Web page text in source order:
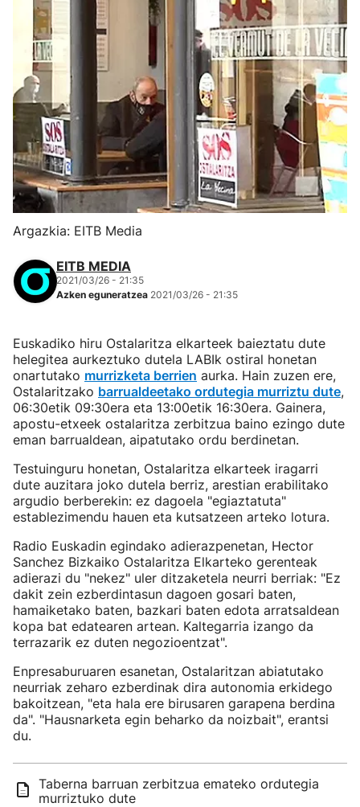
Argazkia: EITB Media
EITB MEDIA
2021/03/26 - 21:35
Azken eguneratzea 2021/03/26 - 21:35
Euskadiko hiru Ostalaritza elkarteek baieztatu dute
helegitea aurkeztuko dutela LABIk ostiral honetan
onartutako murrizketa berrien aurka. Hain zuzen ere,
Ostalaritzako barrualdeetako ordutegia murriztu dute,
06:30etik 09:30era eta 13:00etik 16:30era. Gainera,
apostu-etxeek ostalaritza zerbitzua baino ezingo dute
eman barrualdean, aipatutako ordu berdinetan.
Testuinguru honetan, Ostalaritza elkarteek iragarri
dute auzitara joko dutela berriz, arestian erabilitako
argudio berberekin: ez dagoela "egiaztatuta"
establezimendu hauen eta kutsatzeen arteko lotura.
Radio Euskadin egindako adierazpenetan, Hector
Sanchez Bizkaiko Ostalaritza Elkarteko gerenteak
adierazi du "nekez" uler ditzaketela neurri berriak: "Ez
dakit zein ezberdintasun dagoen gosari baten,
hamaiketako baten, bazkari baten edota arratsaldean
kopa bat edatearen artean. Kaltegarria izango da
terrazarik ez duten negozioentzat".
Enpresaburuaren esanetan, Ostalaritzan abiatutako
neurriak zeharo ezberdinak dira autonomia erkidego
bakoitzean, "eta hala ere birusaren garapena berdina
da". "Hausnarketa egin beharko da noizbait", erantsi
du.
Taberna barruan zerbitzua emateko ordutegia
murriztuko dute